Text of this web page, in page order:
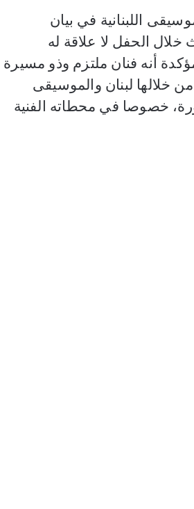
اللبنانية في بيان
الحفل لا علاقة له
أنه فنان ملتزم وذو مسيرة
خلالها لبنان والموسيقى
خصوصا في محطاته الفنية